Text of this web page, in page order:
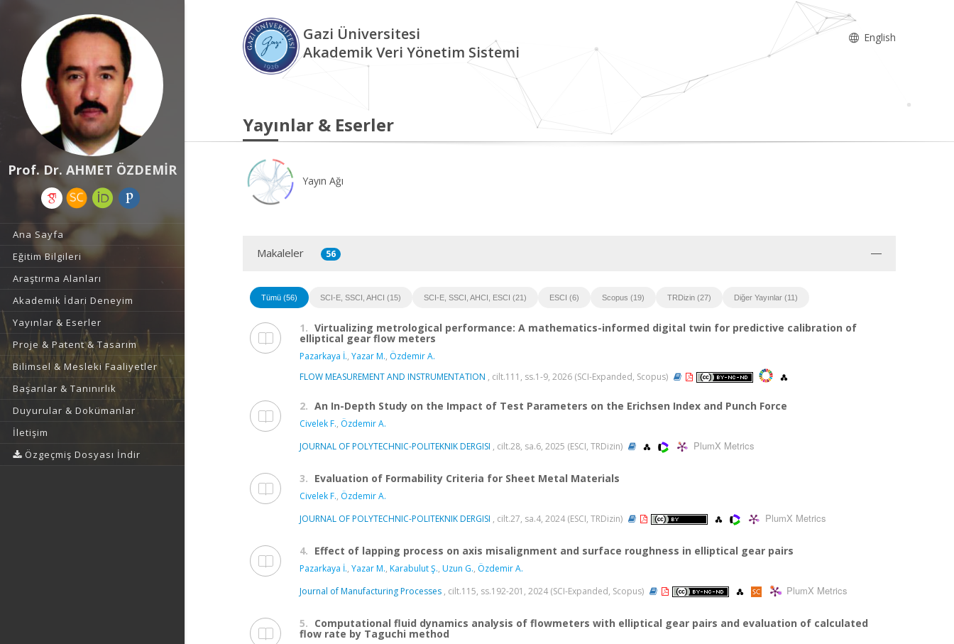
Prof. Dr. AHMET ÖZDEMİR
Ana Sayfa
Eğitim Bilgileri
Araştırma Alanları
Akademik İdari Deneyim
Yayınlar & Eserler
Proje & Patent & Tasarım
Bilimsel & Mesleki Faaliyetler
Başarılar & Tanınırlık
Duyurular & Dokümanlar
İletişim
Özgeçmiş Dosyası İndir
Gazi Üniversitesi
Akademik Veri Yönetim Sistemi
English
Yayınlar & Eserler
Yayın Ağı
Makaleler 56
Tümü (56) SCI-E, SSCI, AHCI (15) SCI-E, SSCI, AHCI, ESCI (21) ESCI (6) Scopus (19) TRDizin (27) Diğer Yayınlar (11)
1. Virtualizing metrological performance: A mathematics-informed digital twin for predictive calibration of
elliptical gear flow meters
Pazarkaya İ., Yazar M., Özdemir A.
FLOW MEASUREMENT AND INSTRUMENTATION , cilt.111, ss.1-9, 2026 (SCI-Expanded, Scopus)
2. An In-Depth Study on the Impact of Test Parameters on the Erichsen Index and Punch Force
Civelek F., Özdemir A.
JOURNAL OF POLYTECHNIC-POLITEKNIK DERGISI , cilt.28, sa.6, 2025 (ESCI, TRDizin) PlumX Metrics
3. Evaluation of Formability Criteria for Sheet Metal Materials
Civelek F., Özdemir A.
JOURNAL OF POLYTECHNIC-POLITEKNIK DERGISI , cilt.27, sa.4, 2024 (ESCI, TRDizin) PlumX Metrics
4. Effect of lapping process on axis misalignment and surface roughness in elliptical gear pairs
Pazarkaya İ., Yazar M., Karabulut Ş., Uzun G., Özdemir A.
Journal of Manufacturing Processes , cilt.115, ss.192-201, 2024 (SCI-Expanded, Scopus) PlumX Metrics
5. Computational fluid dynamics analysis of flowmeters with elliptical gear pairs and evaluation of calculated
flow rate by Taguchi method